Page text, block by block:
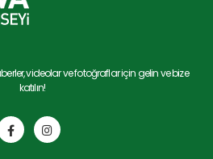
videolar ve fotoğraflar için gelin ve bize
katılın!